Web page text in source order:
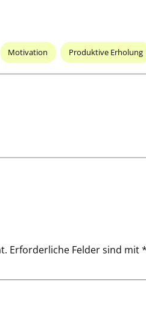
Motivation Produktive Erholung
Erforderliche Felder sind mit*